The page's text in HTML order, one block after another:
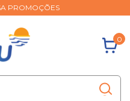
PROMOÇÕES
0